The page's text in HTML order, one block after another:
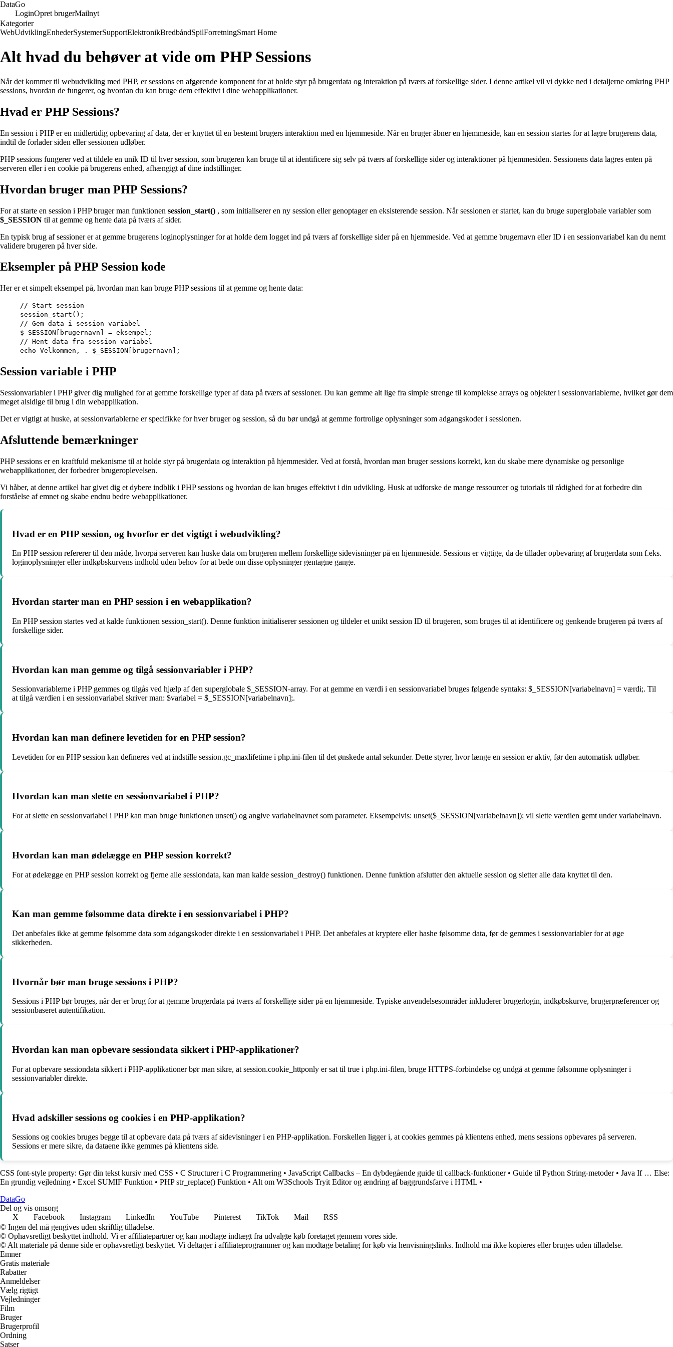
DataGo
LoginOpret brugerMailnyt
Kategorier
WebUdviklingEnhederSystemerSupportElektronikBredbåndSpilForretningSmart Home
Alt hvad du behøver at vide om PHP Sessions
Når det kommer til webudvikling med PHP, er sessions en afgørende komponent for at holde styr på brugerdata og interaktion på tværs af forskellige sider. I denne artikel vil vi dykke ned i detaljerne omkring PHP
sessions, hvordan de fungerer, og hvordan du kan bruge dem effektivt i dine webapplikationer.
Hvad er PHP Sessions?
En session i PHP er en midlertidig opbevaring af data, der er knyttet til en bestemt brugers interaktion med en hjemmeside. Når en bruger åbner en hjemmeside, kan en session startes for at lagre brugerens data,
indtil de forlader siden eller sessionen udløber.
PHP sessions fungerer ved at tildele en unik ID til hver session, som brugeren kan bruge til at identificere sig selv på tværs af forskellige sider og interaktioner på hjemmesiden. Sessionens data lagres enten på
serveren eller i en cookie på brugerens enhed, afhængigt af dine indstillinger.
Hvordan bruger man PHP Sessions?
For at starte en session i PHP bruger man funktionen session_start() , som initialiserer en ny session eller genoptager en eksisterende session. Når sessionen er startet, kan du bruge superglobale variabler som
$_SESSION til at gemme og hente data på tværs af sider.
En typisk brug af sessioner er at gemme brugerens loginoplysninger for at holde dem logget ind på tværs af forskellige sider på en hjemmeside. Ved at gemme brugernavn eller ID i en sessionvariabel kan du nemt
validere brugeren på hver side.
Eksempler på PHP Session kode
Her er et simpelt eksempel på, hvordan man kan bruge PHP sessions til at gemme og hente data:
// Start session
session_start();
// Gem data i session variabel
$_SESSION[brugernavn] = eksempel;
// Hent data fra session variabel
echo Velkommen, . $_SESSION[brugernavn];
Session variable i PHP
Sessionvariabler i PHP giver dig mulighed for at gemme forskellige typer af data på tværs af sessioner. Du kan gemme alt lige fra simple strenge til komplekse arrays og objekter i sessionvariablerne, hvilket gør dem
meget alsidige til brug i din webapplikation.
Det er vigtigt at huske, at sessionvariablerne er specifikke for hver bruger og session, så du bør undgå at gemme fortrolige oplysninger som adgangskoder i sessionen.
Afsluttende bemærkninger
PHP sessions er en kraftfuld mekanisme til at holde styr på brugerdata og interaktion på hjemmesider. Ved at forstå, hvordan man bruger sessions korrekt, kan du skabe mere dynamiske og personlige
webapplikationer, der forbedrer brugeroplevelsen.
Vi håber, at denne artikel har givet dig et dybere indblik i PHP sessions og hvordan de kan bruges effektivt i din udvikling. Husk at udforske de mange ressourcer og tutorials til rådighed for at forbedre din
forståelse af emnet og skabe endnu bedre webapplikationer.
Hvad er en PHP session, og hvorfor er det vigtigt i webudvikling?
En PHP session refererer til den måde, hvorpå serveren kan huske data om brugeren mellem forskellige sidevisninger på en hjemmeside. Sessions er vigtige, da de tillader opbevaring af brugerdata som f.eks.
loginoplysninger eller indkøbskurvens indhold uden behov for at bede om disse oplysninger gentagne gange.
Hvordan starter man en PHP session i en webapplikation?
En PHP session startes ved at kalde funktionen session_start(). Denne funktion initialiserer sessionen og tildeler et unikt session ID til brugeren, som bruges til at identificere og genkende brugeren på tværs af
forskellige sider.
Hvordan kan man gemme og tilgå sessionvariabler i PHP?
Sessionvariablerne i PHP gemmes og tilgås ved hjælp af den superglobale $_SESSION-array. For at gemme en værdi i en sessionvariabel bruges følgende syntaks: $_SESSION[variabelnavn] = værdi;. Til
at tilgå værdien i en sessionvariabel skriver man: $variabel = $_SESSION[variabelnavn];.
Hvordan kan man definere levetiden for en PHP session?
Levetiden for en PHP session kan defineres ved at indstille session.gc_maxlifetime i php.ini-filen til det ønskede antal sekunder. Dette styrer, hvor længe en session er aktiv, før den automatisk udløber.
Hvordan kan man slette en sessionvariabel i PHP?
For at slette en sessionvariabel i PHP kan man bruge funktionen unset() og angive variabelnavnet som parameter. Eksempelvis: unset($_SESSION[variabelnavn]); vil slette værdien gemt under variabelnavn.
Hvordan kan man ødelægge en PHP session korrekt?
For at ødelægge en PHP session korrekt og fjerne alle sessiondata, kan man kalde session_destroy() funktionen. Denne funktion afslutter den aktuelle session og sletter alle data knyttet til den.
Kan man gemme følsomme data direkte i en sessionvariabel i PHP?
Det anbefales ikke at gemme følsomme data som adgangskoder direkte i en sessionvariabel i PHP. Det anbefales at kryptere eller hashe følsomme data, før de gemmes i sessionvariabler for at øge
sikkerheden.
Hvornår bør man bruge sessions i PHP?
Sessions i PHP bør bruges, når der er brug for at gemme brugerdata på tværs af forskellige sider på en hjemmeside. Typiske anvendelsesområder inkluderer brugerlogin, indkøbskurve, brugerpræferencer og
sessionbaseret autentifikation.
Hvordan kan man opbevare sessiondata sikkert i PHP-applikationer?
For at opbevare sessiondata sikkert i PHP-applikationer bør man sikre, at session.cookie_httponly er sat til true i php.ini-filen, bruge HTTPS-forbindelse og undgå at gemme følsomme oplysninger i
sessionvariabler direkte.
Hvad adskiller sessions og cookies i en PHP-applikation?
Sessions og cookies bruges begge til at opbevare data på tværs af sidevisninger i en PHP-applikation. Forskellen ligger i, at cookies gemmes på klientens enhed, mens sessions opbevares på serveren.
Sessions er mere sikre, da dataene ikke gemmes på klientens side.
CSS font-style property: Gør din tekst kursiv med CSS • C Structurer i C Programmering • JavaScript Callbacks – En dybdegående guide til callback-funktioner• Guide til Python String-metoder• Java If … Else:
En grundig vejledning • Excel SUMIF Funktion • PHP str_replace() Funktion • Alt om W3Schools Tryit Editor og ændring af baggrundsfarve i HTML •
DataGo
Del og vis omsorg
X
Facebook Instagram LinkedIn YouTube Pinterest TikTok Mail
RSS
© Ingen del må gengives uden skriftlig tilladelse.
© Ophavsretligt beskyttet indhold. Vi er affiliatepartner og kan modtage indtægt fra udvalgte køb foretaget gennem vores side.
© Alt materiale på denne side er ophavsretligt beskyttet. Vi deltager i affiliateprogrammer og kan modtage betaling for køb via henvisningslinks. Indhold må ikke kopieres eller bruges uden tilladelse.
Emner
Gratis materiale
Rabatter
Anmeldelser
Vælg rigtigt
Vejledninger
Film
Bruger
Brugerprofil
Ordning
Satser